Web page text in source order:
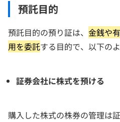
預託目的
預託目的の預り証は、 金銭や
用を委託する目的で、以下の
証券会社に株式を預ける
購入した株式の株券の管理は